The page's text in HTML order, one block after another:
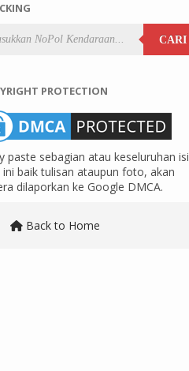
CARI
PROTECTION
paste sebagian atau keseluruhan isi
ini baik tulisan ataupun foto, akan
dilaporkan ke Google DMCA.
Back to Home